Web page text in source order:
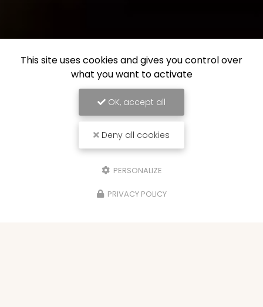
This site uses cookies and gives you control over
what you want to activate
OK, accept all
Deny all cookies
PERSONALIZE
PRIVACY POLICY